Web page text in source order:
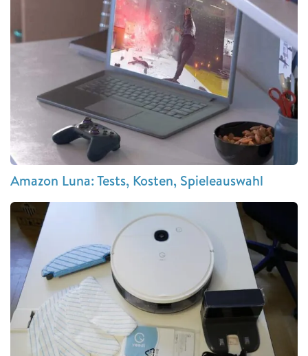
Amazon Luna: Tests, Kosten, Spieleauswahl